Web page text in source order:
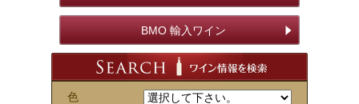
BMO 輸入ワイン
色